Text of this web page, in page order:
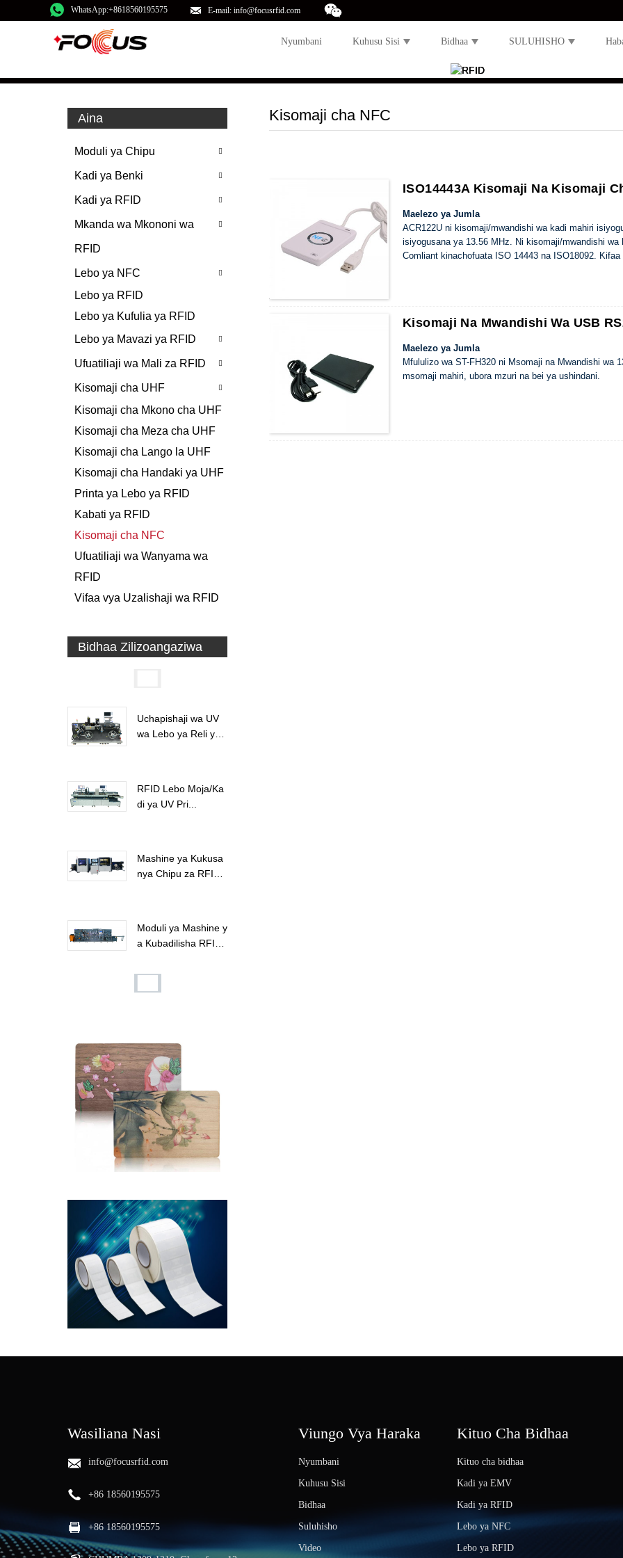
WhatsApp:+8618560195575 E-mail: info@focusrfid.com
Nyumbani Kuhusu Sisi Bidhaa SULUHISHO
Aina
Moduli ya Chipu
Kadi ya Benki
Kadi ya RFID
Mkanda wa Mkononi wa
RFID
Lebo ya NFC
Lebo ya RFID
Lebo ya Kufulia ya RFID
Lebo ya Mavazi ya RFID
Ufuatiliaji wa Mali za RFID
Kisomaji cha UHF
Kisomaji cha Mkono cha UHF
Kisomaji cha Meza cha UHF
Kisomaji cha Lango la UHF
Kisomaji cha Handaki ya UHF
Printa ya Lebo ya RFID
Kabati ya RFID
Kisomaji cha NFC
Ufuatiliaji wa Wanyama wa
RFID
Vifaa vya Uzalishaji wa RFID
Bidhaa Zilizoangaziwa
Uchapishaji wa UV
wa Lebo ya Reli ya
RFID Lebo Moja/Ka
di ya UV Pri...
Mashine ya Kukusa
nya Chipu za RFI
Moduli ya Mashine y
a Kubadilisha RFI
Kisomaji cha NFC
ISO14443A Kisomaji Na Kisomaji
Maelezo ya Jumla
ACR122U ni kisomaji/mwandishi wa kadi mahiri
isiyogusana ya 13.56 MHz. Ni kisomaji/mwandishi
Comliant kinachofuata ISO 14443 na ISO18092.
Kisomaji Na Mwandishi Wa USB
Maelezo ya Jumla
Mfululizo wa ST-FH320 ni Msomaji na Mwandishi wa
msomaji mahiri, ubora mzuri na bei ya ushindani.
Wasiliana Nasi
info@focusrfid.com
+86 18560195575
+86 18560195575
Viungo Vya Haraka
Nyumbani
Kuhusu Sisi
Bidhaa
Suluhisho
Video
Kituo Cha Bidhaa
Kituo cha bidhaa
Kadi ya EMV
Kadi ya RFID
Lebo ya NFC
Lebo ya RFID